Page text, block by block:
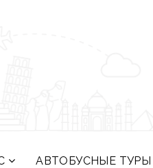
АВТОБУСНЫЕ ТУРЫ